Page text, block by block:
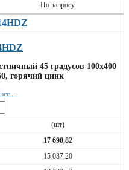
По запросу
45 градусов 100x400
горячий цинк
...
(шт)
17 690,82
15 037,20